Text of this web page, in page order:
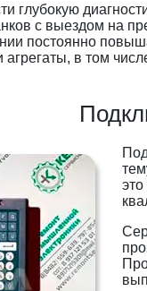
глубокую
с выездом на
постоянно
в том